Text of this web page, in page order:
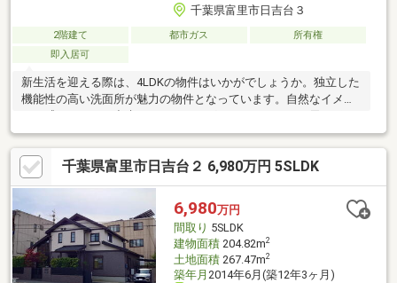
千葉県富里市日吉台３
2階建て 都市ガス
所有権
即入居可
新生活を迎える際は、4LDKの物件はいかがでしょうか。独立した
機能性の高い洗面所が魅力の物件となっています。自然なイメー
ジを感じることの出来るフローリングとなっています。天日干し
で洗濯が心地よいベランダ付き。納得の価格帯である、購入価格
1780万円の物件は経済的です。建物面積は102.26㎡です。綺麗な
室内の中古戸建て物件で素敵な日々をおくりませんか。
千葉県富里市日吉台２ 6,980万円 5SLDK
6,980万円
間取り 5SLDK
建物面積204.82m2
土地面積267.47m2
築年月 2014年6月(築12年3ヶ月)